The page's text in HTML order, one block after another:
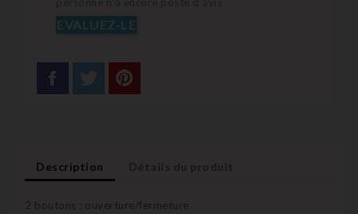
EVALUEZ-LE
Description
2 boutons : ouverture/fermeture